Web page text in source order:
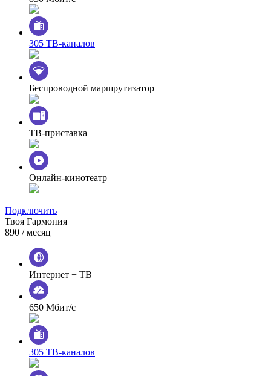
305 ТВ-каналов
Беспроводной маршрутизатор
ТВ-приставка
Онлайн-кинотеатр
Подключить
Твоя Гармония
890 / месяц
Интернет + ТВ
650 Мбит/с
305 ТВ-каналов